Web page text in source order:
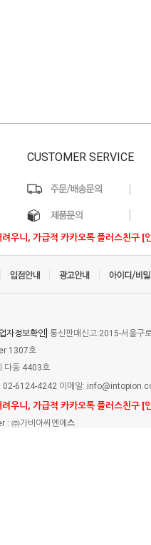
우니, 가급적 카카오톡 플러스친구 [
CUSTOMER SERVICE
자정보확인] 통신판매신고:2015-서울구
1307호
다동 4403호
02-6124-4242 이메일:
우니, 가급적 카카오톡 플러스친구 [
: ㈜가비아씨엔에 스